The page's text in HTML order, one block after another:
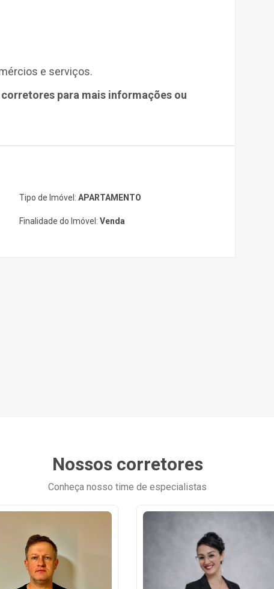
e serviços.
para mais informações ou
Tipo de Imóvel: APARTAMENTO
Finalidade do Imóvel: Venda
Nossos corretores
Conheça nosso time de especialistas